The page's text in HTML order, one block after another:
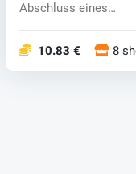
Abschluss eines
10.83 € 8